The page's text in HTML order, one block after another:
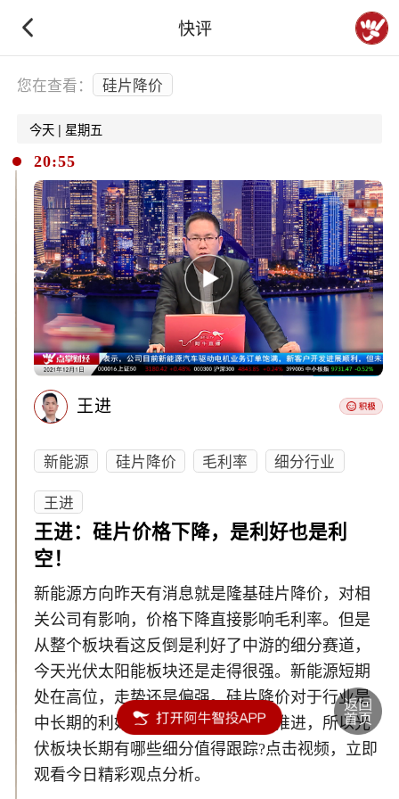
快评
下拉刷新
您在查看： 硅片降价
今天 | 星期五
20:55
王进
新能源 硅片降价 毛利率
细分行业
王进
王进：硅片价格下降，是利好也是利
空！
新能源方向昨天有消息就是隆基硅片降价，对相
关公司有影响，价格下降直接影响毛利率。但是
从整个板块看这反倒是利好了中游的细分赛道，
今天光伏太阳能板块还是走得很强。新能源短期
处在高位，走势还是偏强。硅片降价对于行业是
中长期的利好，因为有利于碳中和推进，所以光
伏板块长期有哪些细分值得跟踪?点击视频，立即
观看今日精彩观点分析。